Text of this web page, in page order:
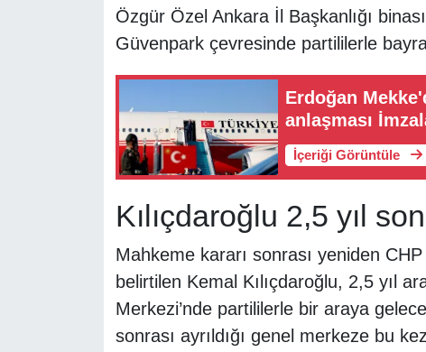
Özgür Özel Ankara İl Başkanlığı
Güvenpark çevresinde partililerle
Erdoğan
anlaşması
İçeriği Görüntüle
Kılıçdaroğlu 2,5 yıl
Mahkeme kararı sonrası yeniden
belirtilen Kemal Kılıçdaroğlu, 2,5 yıl
Merkezi’nde partililerle bir araya
sonrası ayrıldığı genel merkeze bu